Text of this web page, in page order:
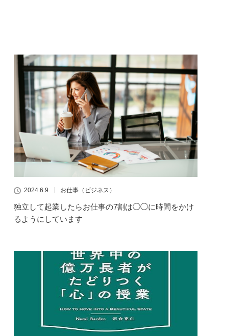
2024.6.9 お仕事（ビジネス）
独立して起業したらお仕事の7割は◯◯に時間をかけ
るようにしています